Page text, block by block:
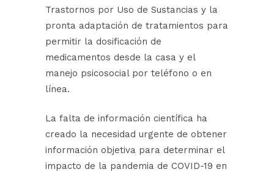
Trastornos por Uso de Sustancias y la
pronta adaptación de tratamientos para
permitir la dosificación de
medicamentos desde la casa y el
manejo psicosocial por teléfono o en
línea.
La falta de información científica ha
creado la necesidad urgente de obtener
información objetiva para determinar el
impacto de la pandemia de COVID-19 en